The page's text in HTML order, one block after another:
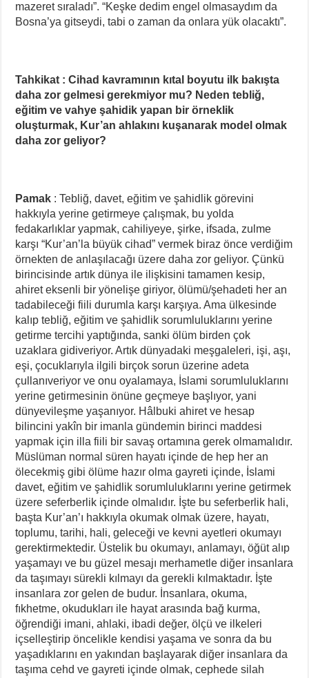
mazeret sıraladı”. “Keşke dedim engel olmasaydım da
Bosna’ya gitseydi, tabi o zaman da onlara yük olacaktı”.
Tahkikat : Cihad kavramının kıtal boyutu ilk bakışta
daha zor gelmesi gerekmiyor mu? Neden tebliğ,
eğitim ve vahye şahidik yapan bir örneklik
oluşturmak, Kur’an ahlakını kuşanarak model olmak
daha zor geliyor?
Pamak : Tebliğ, davet, eğitim ve şahidlik görevini
hakkıyla yerine getirmeye çalışmak, bu yolda
fedakarlıklar yapmak, cahiliyeye, şirke, ifsada, zulme
karşı “Kur’an’la büyük cihad” vermek biraz önce verdiğim
örnekten de anlaşılacağı üzere daha zor geliyor. Çünkü
birincisinde artık dünya ile ilişkisini tamamen kesip,
ahiret eksenli bir yönelişe giriyor, ölümü/şehadeti her an
tadabileceği fiili durumla karşı karşıya. Ama ülkesinde
kalıp tebliğ, eğitim ve şahidlik sorumluluklarını yerine
getirme tercihi yaptığında, sanki ölüm birden çok
uzaklara gidiveriyor. Artık dünyadaki meşgaleleri, işi, aşı,
eşi, çocuklarıyla ilgili birçok sorun üzerine adeta
çullanıveriyor ve onu oyalamaya, İslami sorumluluklarını
yerine getirmesinin önüne geçmeye başlıyor, yani
dünyevileşme yaşanıyor. Hâlbuki ahiret ve hesap
bilincini yakîn bir imanla gündemin birinci maddesi
yapmak için illa fiili bir savaş ortamına gerek olmamalıdır.
Müslüman normal süren hayatı içinde de hep her an
ölecekmiş gibi ölüme hazır olma gayreti içinde, İslami
davet, eğitim ve şahidlik sorumluluklarını yerine getirmek
üzere seferberlik içinde olmalıdır. İşte bu seferberlik hali,
başta Kur’an’ı hakkıyla okumak olmak üzere, hayatı,
toplumu, tarihi, hali, geleceği ve kevni ayetleri okumayı
gerektirmektedir. Üstelik bu okumayı, anlamayı, öğüt alıp
yaşamayı ve bu güzel mesajı merhametle diğer insanlara
da taşımayı sürekli kılmayı da gerekli kılmaktadır. İşte
insanlara zor gelen de budur. İnsanlara, okuma,
fıkhetme, okudukları ile hayat arasında bağ kurma,
öğrendiği imani, ahlaki, ibadi değer, ölçü ve ilkeleri
içselleştirip öncelikle kendisi yaşama ve sonra da bu
yaşadıklarını en yakından başlayarak diğer insanlara da
taşıma cehd ve gayreti içinde olmak, cephede silah